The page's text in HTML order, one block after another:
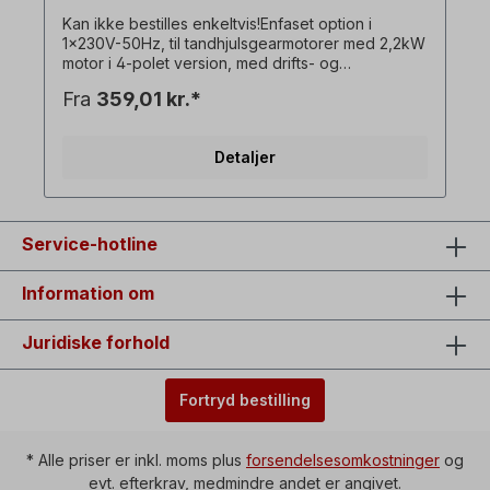
Kan ikke bestilles enkeltvis!Enfaset option i
1x230V-50Hz, til tandhjulsgearmotorer med 2,2kW
motor i 4-polet version, med drifts- og
belastning, startmomentet er lavere end med en
gearmotor!! Kan ikke kombineres med
produktbilleder er ikke-bindende eksempler! Der
tages forbehold for tekniske ændringer.
Ekstraudstyr: Tænd/sluk-kontakt med
koblingskapacitet=16 A, omgivelsestemperatur=-5
°C til +40 °C, Kabel mellem motor og
kontakthus=ca. 90 cm.
Fra 359,01 kr.*
Detaljer
Service-hotline
Information om
Juridiske forhold
Fortryd bestilling
* Alle priser er inkl. moms plus forsendelsesomkostninger og
evt. efterkrav, medmindre andet er angivet.